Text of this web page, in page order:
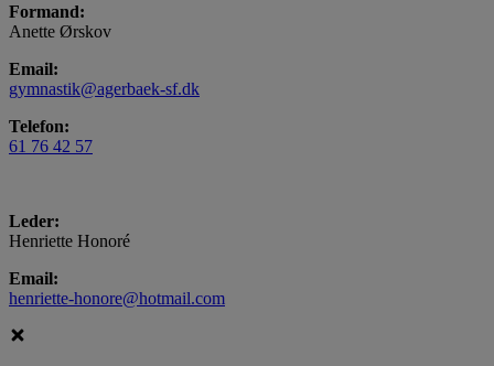
Formand:
Anette Ørskov
Email:
gymnastik@agerbaek-sf.dk
Telefon:
61 76 42 57
Leder:
Henriette Honoré
Email:
henriette-honore@hotmail.com